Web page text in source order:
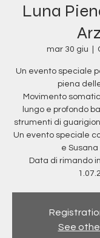
Luna
mar 30 giu
Un evento speciale
piena
Movimento
lungo e profondo
strumenti di
Un evento speciale
e Susana
Data di rimando
See